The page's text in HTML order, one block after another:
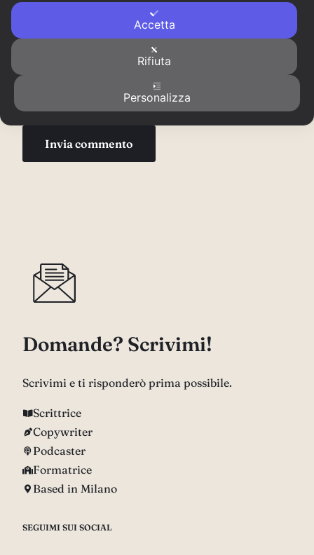
Email*
Domande? Scrivimi!
Scrivimi e ti risponderò prima possibile.
Scrittrice
Copywriter
Podcaster
Formatrice
Based in Milano
SEGUIMI SUI SOCIAL
Accetta
Rifiuta
Personalizza